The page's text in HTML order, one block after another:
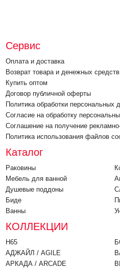
Сервис
Оплата и доставка
Возврат товара и денежных средств
Купить оптом
Договор публичной оферты
Политика обработки персональных
Согласие на обработку
Соглашение на получение
Политика использования файлов
Каталог
Раковины
Мебель для ванной
Душевые поддоны
Биде
Ванны
КОЛЛЕКЦИИ
H65
АДЖАЙЛ / AGILE
АРКАДА / ARCADE